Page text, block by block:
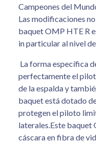
Campeones del
Las modificaciones
baquet OMP HTE R
in particular al nivel
La forma específica
perfectamente el
de la espalda y
baquet está dotado
protegen el piloto
laterales.Este baquet
cáscara en fibra de